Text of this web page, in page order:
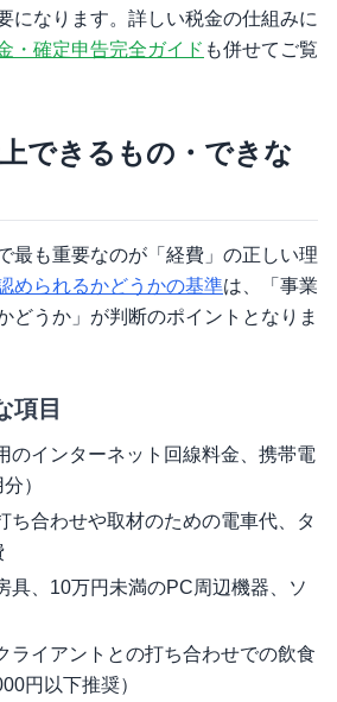
になります。詳しい税金の仕組みに
・確定申告完全ガイド も併せてご覧
できるもの・できな
最も重要なのが「経費」の正しい理
められるかどうかの基準は、「事業
どうか」が判断のポイントとなりま
項目
のインターネット回線料金、携帯電
）
ち合わせや取材のための電車代、タ
具、10万円未満のPC周辺機器、ソ
ライアントとの打ち合わせでの飲食
円以下推奨）